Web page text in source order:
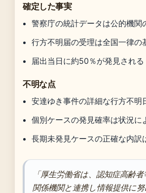
確定した事実
警察庁の統計データは公的機関
行方不明届の受理は全国一律の
届出当日に約50％が発見される
不明な点
安達ゆき事件の詳細な行方不明
個別ケースの発見確率は状況に
長期未発見ケースの正確な内訳
「厚生労働省は、認知症高齢
関係機関と連携し情報提供に